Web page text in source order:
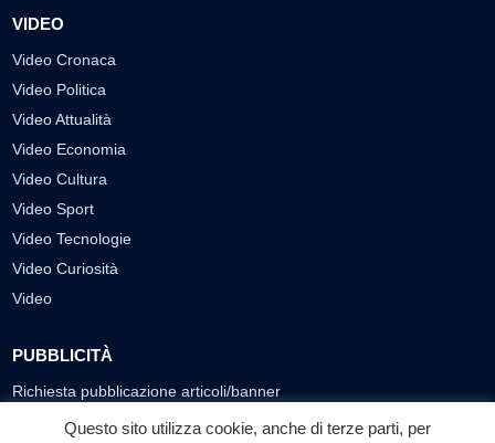
VIDEO
Video Cronaca
Video Politica
Video Attualità
Video Economia
Video Cultura
Video Sport
Video Tecnologie
Video Curiosità
Video
PUBBLICITÀ
Richiesta pubblicazione articoli/banner
SEGUICI SUI SOCIAL
Questo sito utilizza cookie, anche di terze parti, per